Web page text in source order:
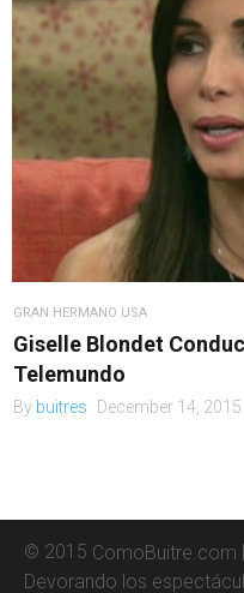
GRAN HERMANO USA
Giselle Blondet
Telemundo
By buitres December 14, 2015
© 2015 ComoBuitre.com |
Devorando los